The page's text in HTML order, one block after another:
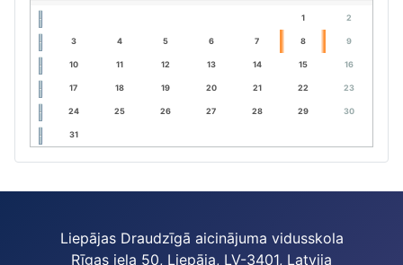
1 2
3 4 5 6 7 8 9
10 11 12 13 14 15 16
17 18 19 20 21 22 23
24 25 26 27 28 29 30
31
Liepājas Draudzīgā aicinājuma vidusskola
Rīgas iela 50, Liepāja, LV-3401, Latvija